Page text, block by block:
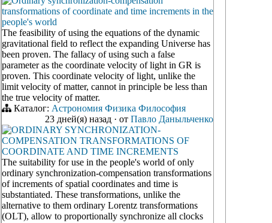
transformations of coordinate and time increments in the
people's world
The feasibility of using the equations of the dynamic
gravitational field to reflect the expanding Universe has
been proven. The fallacy of using such a false
parameter as the coordinate velocity of light in GR is
proven. This coordinate velocity of light, unlike the
limit velocity of matter, cannot in principle be less than
the true velocity of matter.
Каталог: Астрономия Физика Философия
23 дней(я) назад · от Павло Даныльченко
ORDINARY SYNCHRONIZATION-
COMPENSATION TRANSFORMATIONS OF
COORDINATE AND TIME INCREMENTS
The suitability for use in the people's world of only
ordinary synchronization-compensation transformations
of increments of spatial coordinates and time is
substantiated. These transformations, unlike the
alternative to them ordinary Lorentz transformations
(OLT), allow to proportionally synchronize all clocks